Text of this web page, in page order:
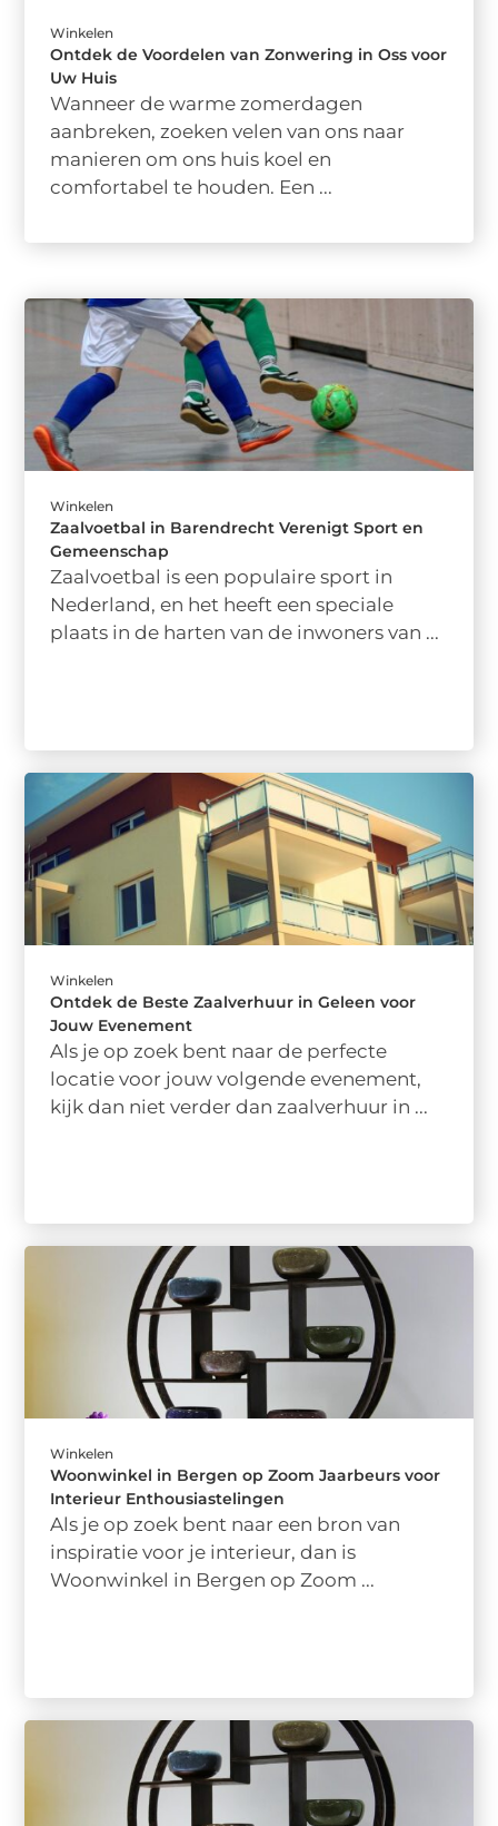
Winkelen
Ontdek de Voordelen van Zonwering in Oss voor
Uw Huis
Wanneer de warme zomerdagen
aanbreken, zoeken velen van ons naar
manieren om ons huis koel en
comfortabel te houden. Een ...
Winkelen
Zaalvoetbal in Barendrecht Verenigt Sport en
Gemeenschap
Zaalvoetbal is een populaire sport in
Nederland, en het heeft een speciale
plaats in de harten van de inwoners van ...
Winkelen
Ontdek de Beste Zaalverhuur in Geleen voor
Jouw Evenement
Als je op zoek bent naar de perfecte
locatie voor jouw volgende evenement,
kijk dan niet verder dan zaalverhuur in ...
Winkelen
Woonwinkel in Bergen op Zoom Jaarbeurs voor
Interieur Enthousiastelingen
Als je op zoek bent naar een bron van
inspiratie voor je interieur, dan is
Woonwinkel in Bergen op Zoom ...